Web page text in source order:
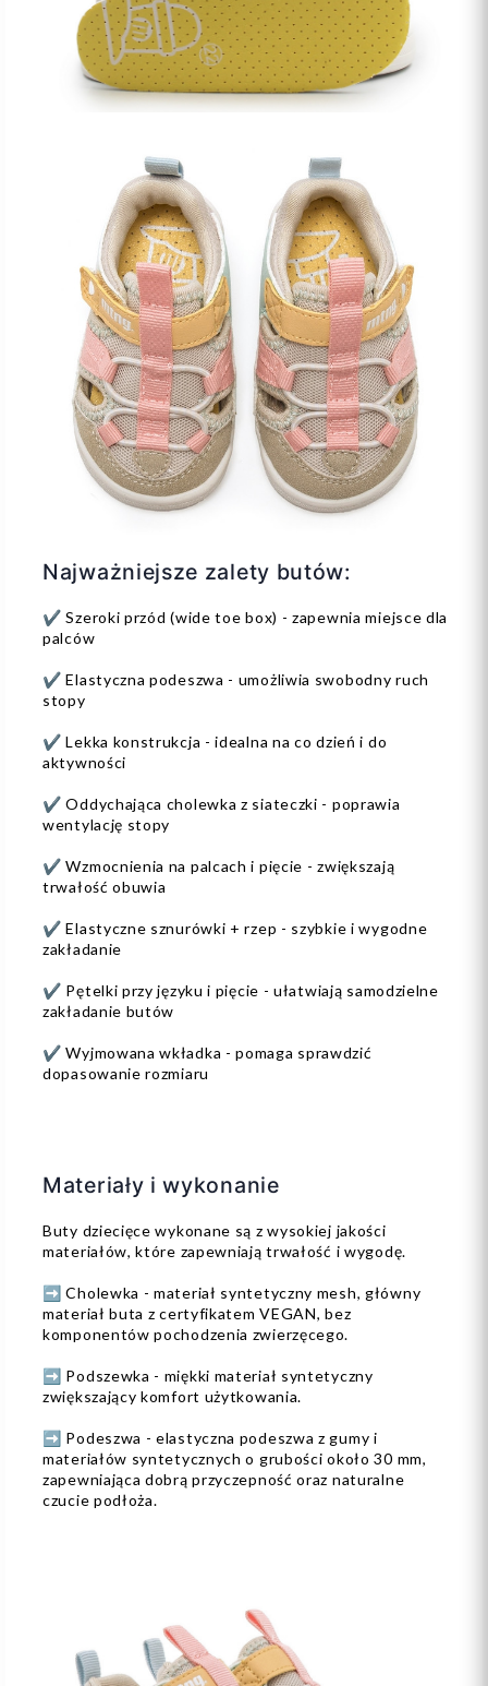
Najważniejsze zalety butów:
✔ Szeroki przód (wide toe box) - zapewnia miejsce dla
palców
✔ Elastyczna podeszwa - umożliwia swobodny ruch
stopy
✔ Lekka konstrukcja - idealna na co dzień i do
aktywności
✔ Oddychająca cholewka z siateczki - poprawia
wentylację stopy
✔ Wzmocnienia na palcach i pięcie - zwiększają
trwałość obuwia
✔ Elastyczne sznurówki + rzep - szybkie i wygodne
zakładanie
✔ Pętelki przy języku i pięcie - ułatwiają samodzielne
zakładanie butów
✔ Wyjmowana wkładka - pomaga sprawdzić
dopasowanie rozmiaru
Materiały i wykonanie
Buty dziecięce wykonane są z wysokiej jakości
materiałów, które zapewniają trwałość i wygodę.
➡️ Cholewka - materiał syntetyczny mesh, główny
materiał buta z certyfikatem VEGAN, bez
komponentów pochodzenia zwierzęcego.
➡️ Podszewka - miękki materiał syntetyczny
zwiększający komfort użytkowania.
➡️ Podeszwa - elastyczna podeszwa z gumy i
materiałów syntetycznych o grubości około 30 mm,
zapewniająca dobrą przyczepność oraz naturalne
czucie podłoża.